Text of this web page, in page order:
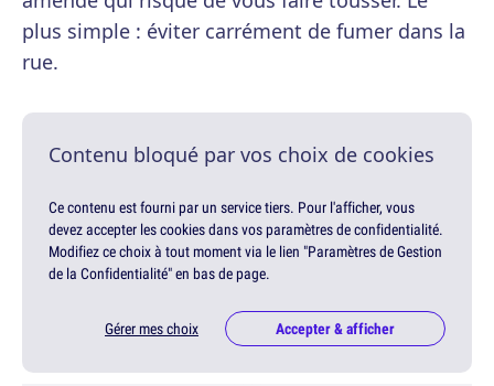
plus simple : éviter carrément de fumer dans la
rue.
Contenu bloqué par vos choix de cookies
Ce contenu est fourni par un service tiers. Pour l'afficher, vous
devez accepter les cookies dans vos paramètres de confidentialité.
Modifiez ce choix à tout moment via le lien "Paramètres de Gestion
de la Confidentialité" en bas de page.
Gérer mes choix Accepter & afficher